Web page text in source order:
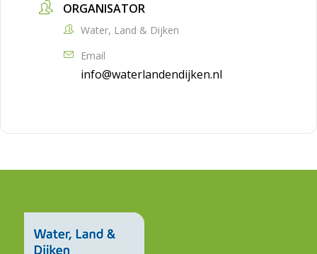
ORGANISATOR
Water, Land & Dijken
Email
info@waterlandendijken.nl